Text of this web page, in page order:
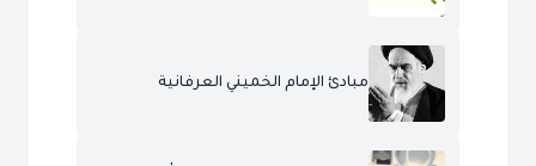
مبادئ الإمام الخميني العرفانية